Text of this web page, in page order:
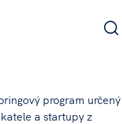
program určený
a startupy z